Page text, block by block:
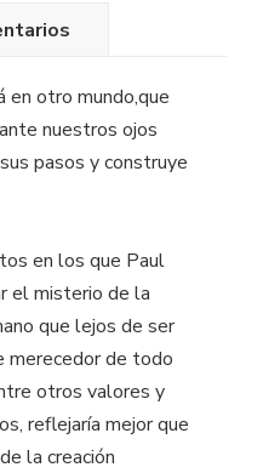
en otro mundo,que
nuestros ojos
pasos y construye
en los que Paul
el misterio de la
que lejos de ser
merecedor de todo
otros valores y
reflejaría mejor que
la creación